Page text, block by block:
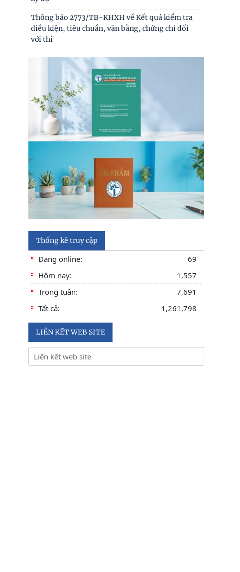
ký dự
Thông báo 2773/TB-KHXH về Kết quả kiểm tra
với thí
Thống kê truy cập
Đang online:
69
Hôm nay:
1,557
Trong tuần:
7,691
Tất cả:
1,261,798
LIÊN KẾT WEB SITE